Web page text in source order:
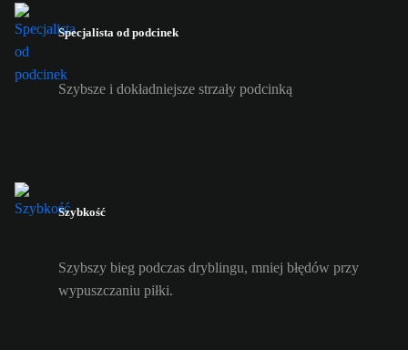
Specjalista od podcinek
Szybsze i dokładniejsze strzały podcinką
Szybkość
Szybszy bieg podczas dryblingu, mniej błędów przy
wypuszczaniu piłki.